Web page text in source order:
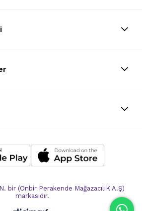
bir (Onbir Perakende MağazacılıK A.Ş)
markasıdır.